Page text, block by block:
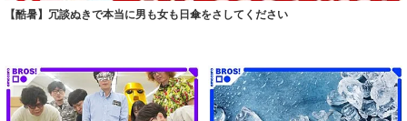
【酷暑】冗談ぬきで本当に男も女も日傘をさしてください